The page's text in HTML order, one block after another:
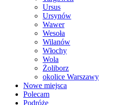
Ursus
Ursynów
Wawer
Wesoła
Wilanów
Włochy
Wola
Żoliborz
okolice Warszawy
Nowe miejsca
Polecam
Podróże